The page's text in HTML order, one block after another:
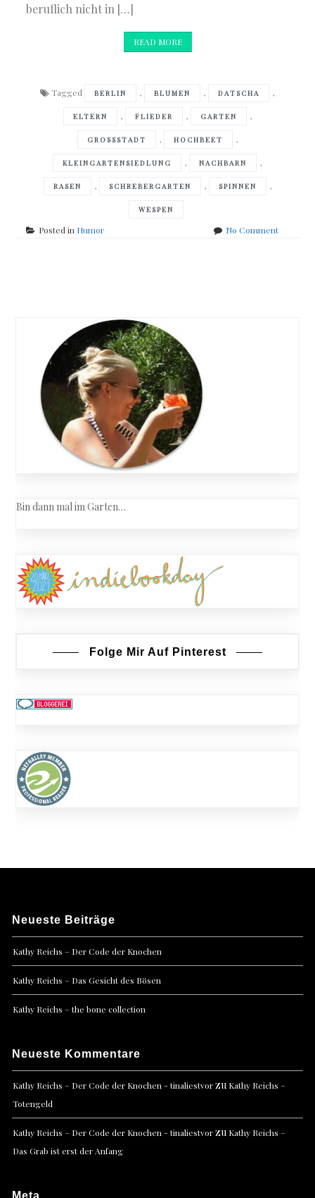
beruflich nicht in […]
READ MORE
Tagged BERLIN , BLUMEN , DATSCHA ,
ELTERN , FLIEDER , GARTEN ,
GROSSSTADT , HOCHBEET ,
KLEINGARTENSIEDLUNG , NACHBARN ,
RASEN , SCHREBERGARTEN , SPINNEN ,
WESPEN
Posted in Humor No Commenton
navigation
Bin dann mal im Garten…
Folge Mir Auf Pinterest
Neueste Beiträge
Kathy Reichs – Der Code der Knochen
Kathy Reichs – Das Gesicht des Bösen
Kathy Reichs – the bone collection
Neueste Kommentare
Kathy Reichs – Der Code der Knochen - tinaliestvorzu Kathy Reichs –
Totengeld
Kathy Reichs – Der Code der Knochen - tinaliestvorzu Kathy Reichs –
Das Grab ist erst der Anfang
Meta